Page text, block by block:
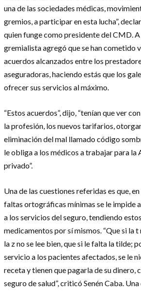
una de las sociedades médicas,
gremios, a participar en esta lucha”,
quien funge como presidente del CMD. A
gremialista agregó que se han cometido
acuerdos alcanzados entre los
aseguradoras, haciendo estás que los
ofrecer sus servicios al máximo.
“Estos acuerdos”, dijo, “tenían que ver
la profesión, los nuevos tarifarios,
eliminación del mal llamado código
le obliga a los médicos a trabajar para la
privado”.
Una de las cuestiones referidas es que,
faltas ortográficas mínimas se le impide
a los servicios del seguro, tendiendo
medicamentos por sí mismos. “Que si la
la z no se lee bien, que si le falta la tilde;
servicio a los pacientes afectados, se le
receta y tienen que pagarla de su dinero,
seguro de salud”, criticó Senén Caba.